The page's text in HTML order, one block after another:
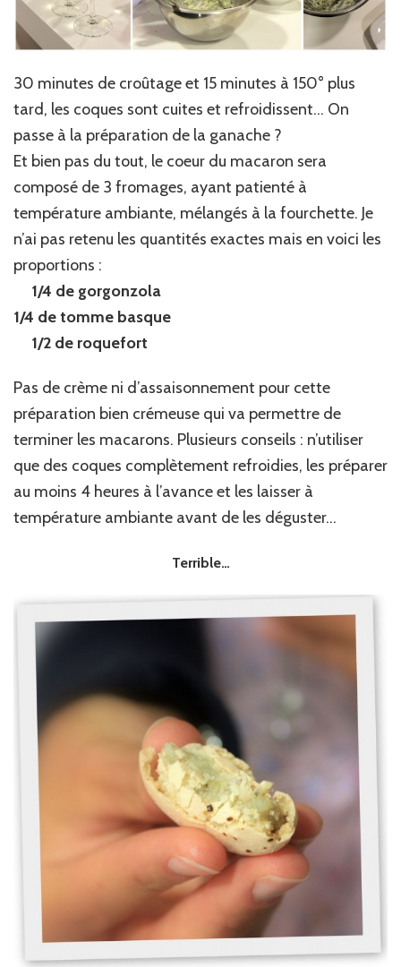
30 minutes de croûtage et 15 minutes à 150° plus
tard, les coques sont cuites et refroidissent… On
passe à la préparation de la ganache ?
Et bien pas du tout, le coeur du macaron sera
composé de 3 fromages, ayant patienté à
température ambiante, mélangés à la fourchette. Je
n’ai pas retenu les quantités exactes mais en voici les
proportions :
1/4 de gorgonzola
1/4 de tomme basque
1/2 de roquefort
Pas de crème ni d’assaisonnement pour cette
préparation bien crémeuse qui va permettre de
terminer les macarons. Plusieurs conseils : n’utiliser
que des coques complètement refroidies, les préparer
au moins 4 heures à l’avance et les laisser à
température ambiante avant de les déguster…
Terrible…